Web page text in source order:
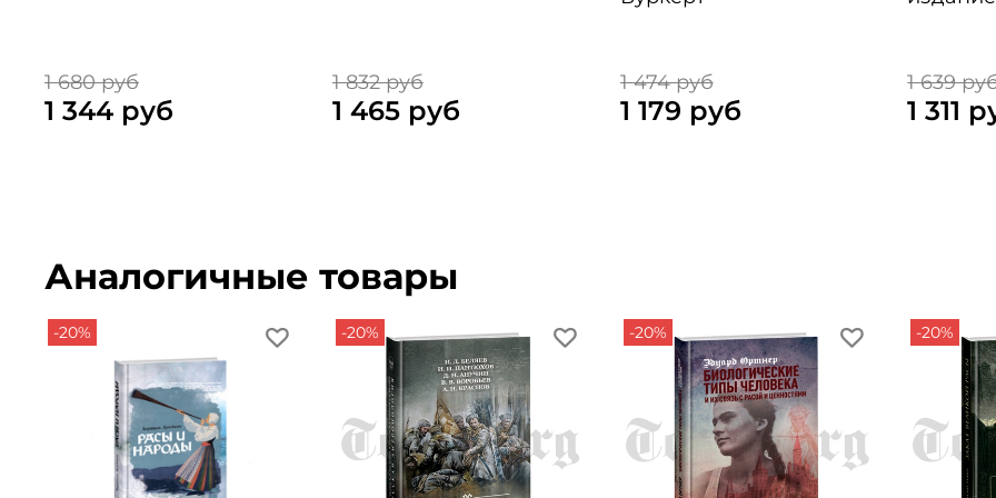
1 680 руб
1 344 руб
1 832 руб
1 465 руб
1 474 руб
1 179 руб
1 639
1 311
Аналогичные товары
-20% -20% -20% -20%